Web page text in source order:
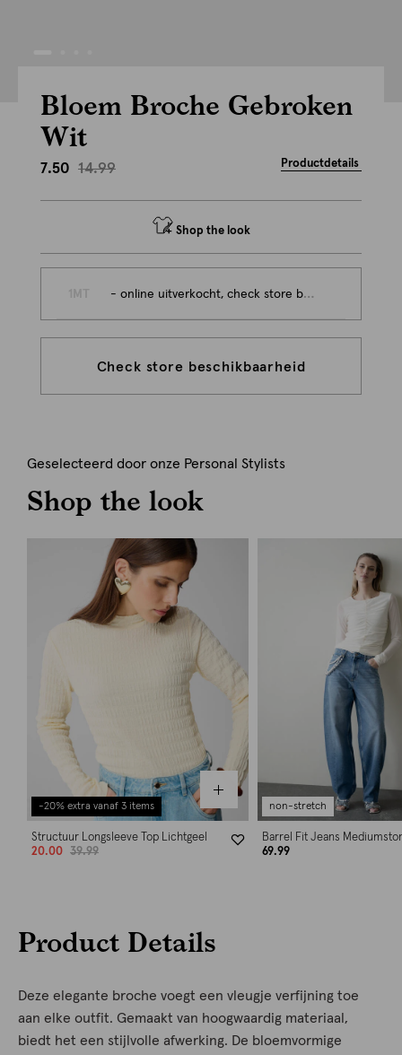
Bloem Broche Gebroken
Wit
7.50 14.99 Productdetails
Shop the look
- online uitverkocht, check store beschikbaarheid
Check store beschikbaarheid
Geselecteerd door onze Personal Stylists
Shop the look
-20% extra vanaf 3 items
Structuur Longsleeve Top Lichtgeel
20.00
39.99
non-stretch
Barrel Fit Jeans
69.99
Product Details
Deze elegante broche voegt een vleugje verfijning toe
aan elke outfit. Gemaakt van hoogwaardig materiaal,
biedt het een stijlvolle afwerking. De bloemvormige